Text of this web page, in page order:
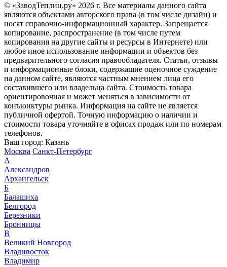
© «ЗаводТеплиц.ру» 2026 г. Все материалы данного сайта
являются объектами авторского права (в том числе дизайн) и
носят справочно-информационный характер. Запрещается
копирование, распространение (в том числе путем
копирования на другие сайты и ресурсы в Интернете) или
любое иное использование информации и объектов без
предварительного согласия правообладателя. Статьи, отзывы
и информационные блоки, содержащие оценочное суждение
на данном сайте, являются частным мнением лица его
составившего или владельца сайта. Стоимость товара
ориентировочная и может меняться в зависимости от
конъюнктуры рынка. Информация на сайте не является
публичной офертой. Точную информацию о наличии и
стоимости товара уточняйте в офисах продаж или по номерам
телефонов.
Ваш город: Казань
Москва Санкт-Петербург
А
Александров
Архангельск
Б
Балашиха
Белгород
Березники
Бронницы
В
Великий Новгород
Владивосток
Владимир